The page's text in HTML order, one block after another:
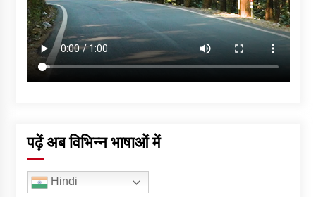
पढ़ें अब विभिन्न भाषाओं में
Hindi